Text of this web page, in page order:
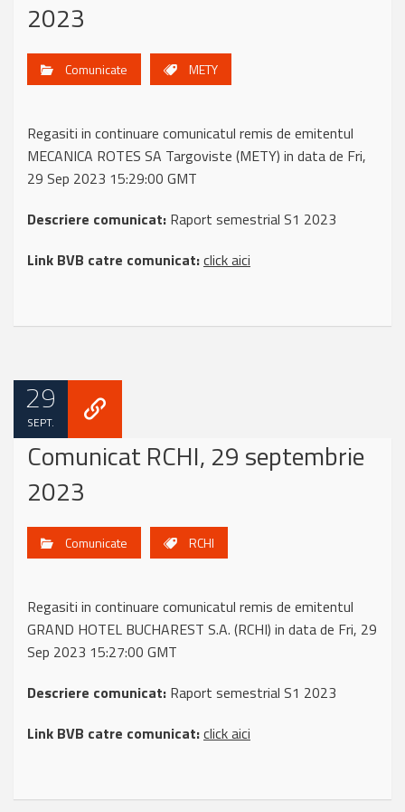
2023
Comunicate METY
Regasiti in continuare comunicatul remis de emitentul
MECANICA ROTES SA Targoviste (METY) in data de Fri,
29 Sep 2023 15:29:00 GMT
Descriere comunicat: Raport semestrial S1 2023
Link BVB catre comunicat:click aici
29
SEPT.
Comunicat RCHI, 29 septembrie
2023
Comunicate RCHI
Regasiti in continuare comunicatul remis de emitentul
GRAND HOTEL BUCHAREST S.A. (RCHI) in data de Fri, 29
Sep 2023 15:27:00 GMT
Descriere comunicat: Raport semestrial S1 2023
Link BVB catre comunicat:click aici